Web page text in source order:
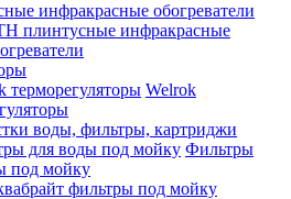
инфракрасные обогреватели
плинтусные инфракрасные
Welrok
воды, фильтры, картриджи
Фильтры
под мойку
фильтры под мойку